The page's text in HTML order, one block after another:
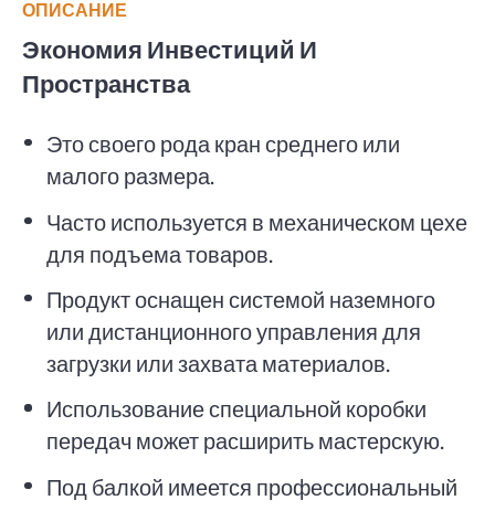
ОПИСАНИЕ
Экономия Инвестиций И
Пространства
Это своего рода кран среднего или
малого размера.
Часто используется в механическом цехе
для подъема товаров.
Продукт оснащен системой наземного
или дистанционного управления для
загрузки или захвата материалов.
Использование специальной коробки
передач может расширить мастерскую.
Под балкой имеется профессиональный